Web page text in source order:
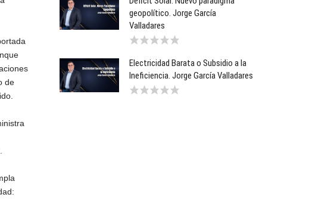
de
geopolítico. Jorge García
Valladares
Electricidad Barata o Subsidio a la
Ineficiencia. Jorge García Valladares